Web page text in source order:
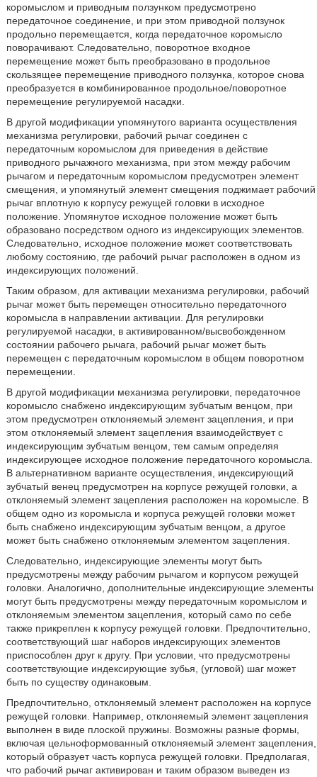
коромыслом и приводным ползунком предусмотрено
передаточное соединение, и при этом приводной ползунок
продольно перемещается, когда передаточное коромысло
поворачивают. Следовательно, поворотное входное
перемещение может быть преобразовано в продольное
скользящее перемещение приводного ползунка, которое снова
преобразуется в комбинированное продольное/поворотное
перемещение регулируемой насадки.
В другой модификации упомянутого варианта осуществления
механизма регулировки, рабочий рычаг соединен с
передаточным коромыслом для приведения в действие
приводного рычажного механизма, при этом между рабочим
рычагом и передаточным коромыслом предусмотрен элемент
смещения, и упомянутый элемент смещения поджимает рабочий
рычаг вплотную к корпусу режущей головки в исходное
положение. Упомянутое исходное положение может быть
образовано посредством одного из индексирующих элементов.
Следовательно, исходное положение может соответствовать
любому состоянию, где рабочий рычаг расположен в одном из
индексирующих положений.
Таким образом, для активации механизма регулировки, рабочий
рычаг может быть перемещен относительно передаточного
коромысла в направлении активации. Для регулировки
регулируемой насадки, в активированном/высвобожденном
состоянии рабочего рычага, рабочий рычаг может быть
перемещен с передаточным коромыслом в общем поворотном
перемещении.
В другой модификации механизма регулировки, передаточное
коромысло снабжено индексирующим зубчатым венцом, при
этом предусмотрен отклоняемый элемент зацепления, и при
этом отклоняемый элемент зацепления взаимодействует с
индексирующим зубчатым венцом, тем самым определяя
индексирующее исходное положение передаточного коромысла.
В альтернативном варианте осуществления, индексирующий
зубчатый венец предусмотрен на корпусе режущей головки, а
отклоняемый элемент зацепления расположен на коромысле. В
общем одно из коромысла и корпуса режущей головки может
быть снабжено индексирующим зубчатым венцом, а другое
может быть снабжено отклоняемым элементом зацепления.
Следовательно, индексирующие элементы могут быть
предусмотрены между рабочим рычагом и корпусом режущей
головки. Аналогично, дополнительные индексирующие элементы
могут быть предусмотрены между передаточным коромыслом и
отклоняемым элементом зацепления, который само по себе
также прикреплен к корпусу режущей головки. Предпочтительно,
соответствующий шаг наборов индексирующих элементов
приспособлен друг к другу. При условии, что предусмотрены
соответствующие индексирующие зубья, (угловой) шаг может
быть по существу одинаковым.
Предпочтительно, отклоняемый элемент расположен на корпусе
режущей головки. Например, отклоняемый элемент зацепления
выполнен в виде плоской пружины. Возможны разные формы,
включая цельноформованный отклоняемый элемент зацепления,
который образует часть корпуса режущей головки. Предполагая,
что рабочий рычаг активирован и таким образом выведен из